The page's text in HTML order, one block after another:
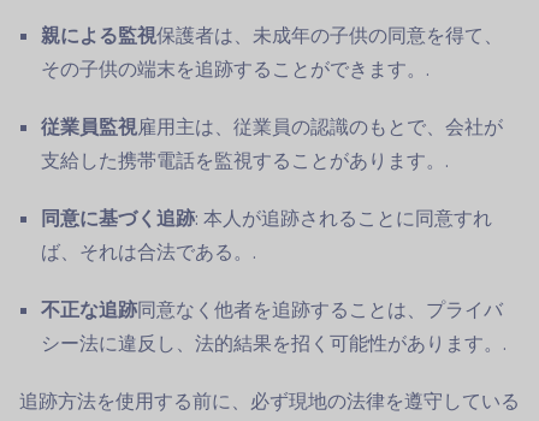
親による監視保護者は、未成年の子供の同意を得て、
その子供の端末を追跡することができます。.
従業員監視雇用主は、従業員の認識のもとで、会社が
支給した携帯電話を監視することがあります。.
同意に基づく追跡: 本人が追跡されることに同意すれ
ば、それは合法である。.
不正な追跡同意なく他者を追跡することは、プライバ
シー法に違反し、法的結果を招く可能性があります。.
追跡方法を使用する前に、必ず現地の法律を遵守している